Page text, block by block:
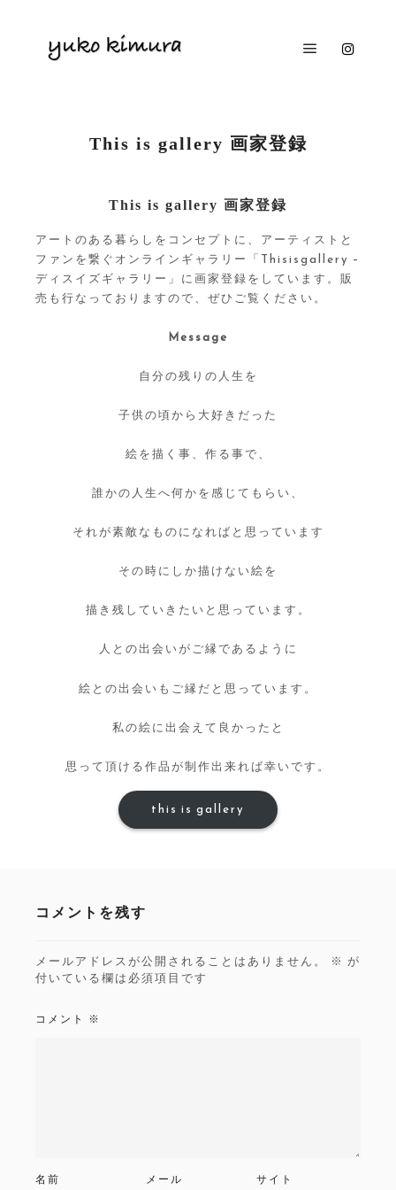
This is gallery 画家登録
This is gallery 画家登録
アートのある暮らしをコンセプトに、アーティストと
ファンを繋ぐオンラインギャラリー「Thisisgallery –
ディスイズギャラリー」に画家登録をしています。販
売も行なっておりますので、ぜひご覧ください。
Message
自分の残りの人生を
子供の頃から大好きだった
絵を描く事、作る事で、
誰かの人生へ何かを感じてもらい、
それが素敵なものになればと思っています
その時にしか描けない絵を
描き残していきたいと思っています。
人との出会いがご縁であるように
絵との出会いもご縁だと思っています。
私の絵に出会えて良かったと
思って頂ける作品が制作出来れば幸いです。
this is gallery
コメントを残す
メールアドレスが公開されることはありません。 ※ が
付いている欄は必須項目です
コメント ※
名前 メール サイト